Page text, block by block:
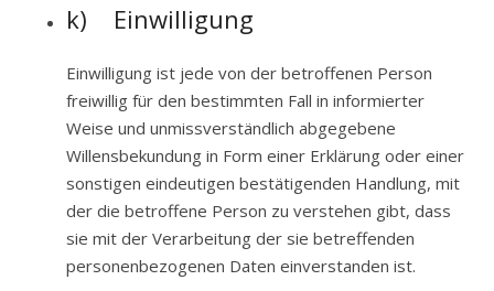
k) Einwilligung
Einwilligung ist jede von der betroffenen Person
freiwillig für den bestimmten Fall in informierter
Weise und unmissverständlich abgegebene
Willensbekundung in Form einer Erklärung oder einer
sonstigen eindeutigen bestätigenden Handlung, mit
der die betroffene Person zu verstehen gibt, dass
sie mit der Verarbeitung der sie betreffenden
personenbezogenen Daten einverstanden ist.